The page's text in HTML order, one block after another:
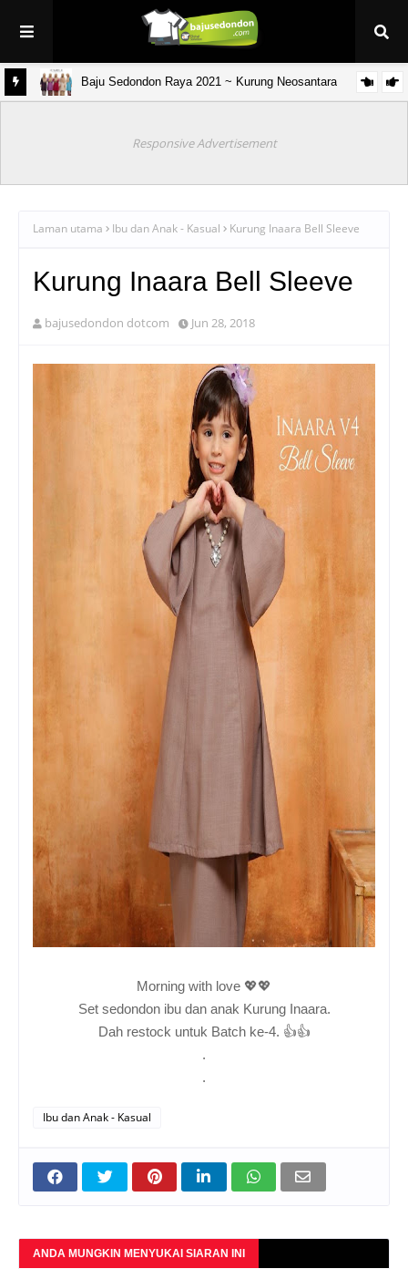
Baju Sedondon Raya 2021 ~ Kurung Neosantara
Responsive Advertisement
Laman utama Ibu dan Anak - Kasual Kurung Inaara Bell Sleeve
Kurung Inaara Bell Sleeve
bajusedondon dotcom Jun 28, 2018
Morning with love 💖💖
Set sedondon ibu dan anak Kurung Inaara.
Dah restock untuk Batch ke-4. 👍👍
.
.
Ibu dan Anak - Kasual
ANDA MUNGKIN MENYUKAI SIARAN INI